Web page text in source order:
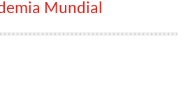
Mundial